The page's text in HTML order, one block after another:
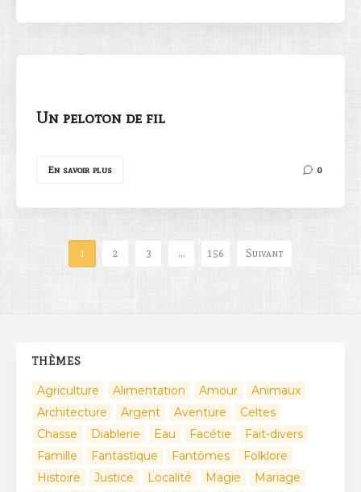
Un peloton de fil
En savoir plus 0
1 2 3 … 156 Suivant
THÈMES
Agriculture Alimentation Amour
Animaux
Architecture
Argent Aventure
Celtes
Chasse
Diablerie Eau Facétie
Fait-divers
Famille
Fantastique Fantômes
Folklore
Histoire
Justice Localité Magie
Mariage